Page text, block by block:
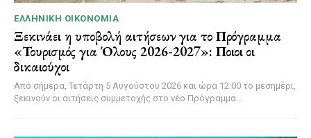
ΕΛΛΗΝΙΚΉ ΟΙΚΟΝΟΜΊΑ
Ξεκινάει η υποβολή αιτήσεων για το Πρόγραμμα
«Τουρισμός για Όλους 2026-2027»: Ποιοι οι
δικαιούχοι
Από σήμερα, Τετάρτη 5 Αυγούστου 2026 και ώρα 12:00 το μεσημέρι,
ξεκινούν οι αιτήσεις συμμετοχής στο νέο Πρόγραμμα...